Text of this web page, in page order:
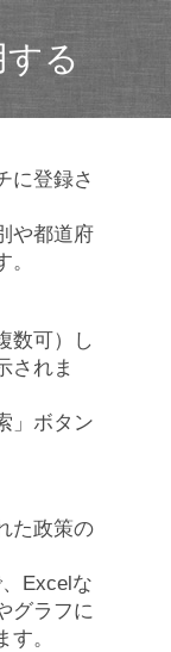
る
に登録さ
や都道府
数可）し
されま
」ボタン
た政策の
Excelな
グラフに
。